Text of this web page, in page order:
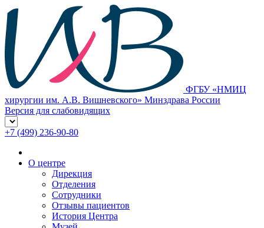
ФГБУ «НМИЦ
хирургии им. А.В. Вишневского» Минздрава России
Версия для слабовидящих
+7 (499) 236-90-80
О центре
Дирекция
Отделения
Сотрудники
Отзывы пациентов
История Центра